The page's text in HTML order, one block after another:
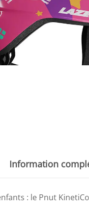
Information
: le Pnut